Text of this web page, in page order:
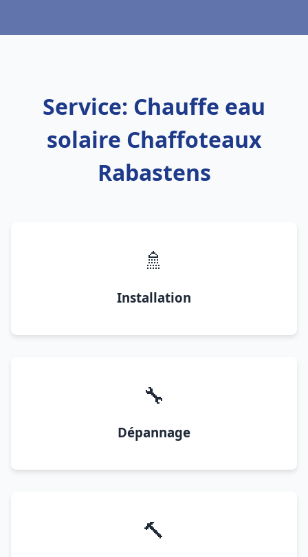
Service: Chauffe eau
solaire Chaffoteaux
Rabastens
🚿
Installation
🔧
Dépannage
🔨